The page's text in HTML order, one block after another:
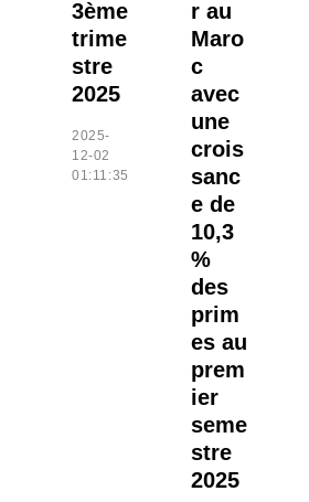
3ème
trime
stre
2025
2025-
12-02
01:11:35
r au
Maro
c
avec
une
crois
sanc
e de
10,3
%
des
prim
es au
prem
ier
seme
stre
2025